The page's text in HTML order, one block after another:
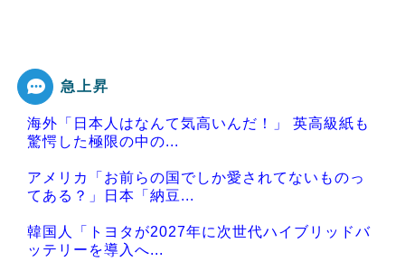
急上昇
海外「日本人はなんて気高いんだ！」 英高級紙も
驚愕した極限の中の...
アメリカ「お前らの国でしか愛されてないものっ
てある？」日本「納豆...
韓国人「トヨタが2027年に次世代ハイブリッドバ
ッテリーを導入へ...